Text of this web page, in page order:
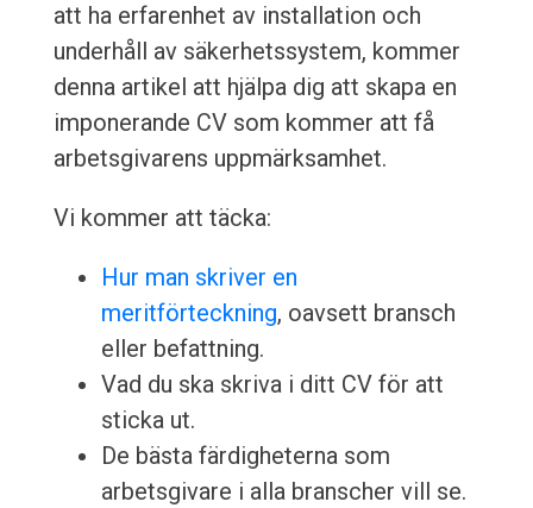
att ha erfarenhet av installation och
underhåll av säkerhetssystem, kommer
denna artikel att hjälpa dig att skapa en
imponerande CV som kommer att få
arbetsgivarens uppmärksamhet.
Vi kommer att täcka:
Hur man skriver en
meritförteckning, oavsett bransch
eller befattning.
Vad du ska skriva i ditt CV för att
sticka ut.
De bästa färdigheterna som
arbetsgivare i alla branscher vill se.